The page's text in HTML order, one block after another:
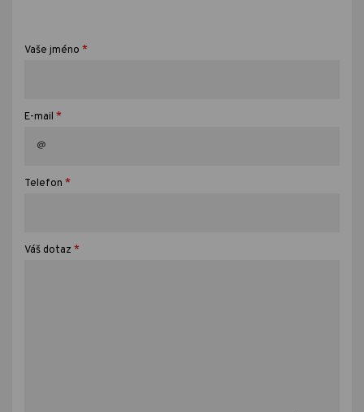
Vaše jméno *
E-mail *
Telefon *
Váš dotaz *